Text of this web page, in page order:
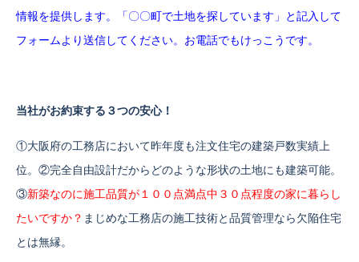
情報を提供します。「〇〇町で土地を探しています」と記入して
フォームより送信してください。お電話でもけっこうです。
当社がお約束する３つの安心！
①大阪府の工務店において昨年度も注文住宅の建築戸数実績上
位。②完全自由設計だからどのような形状の土地にも建築可能。
③新築なのに施工品質が１００点満点中３０点程度の家に暮らし
たいですか？ まじめな工務店の施工技術と品質管理なら欠陥住宅
とは無縁。